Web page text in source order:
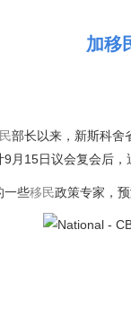
加移
部长以来，新斯科舍
月15日议会复会后
一些移民政策专家，